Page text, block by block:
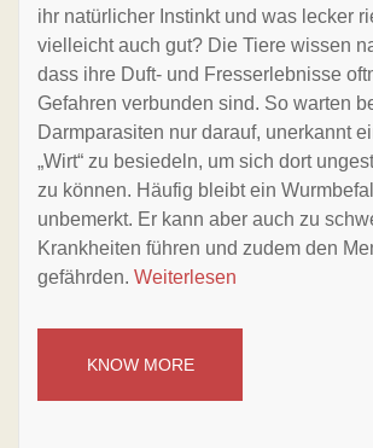
ihr natürlicher Instinkt und was lecker
vielleicht auch gut? Die Tiere wissen
dass ihre Duft- und Fresserlebnisse
Gefahren verbunden sind. So warten
Darmparasiten nur darauf, unerkannt
„Wirt“ zu besiedeln, um sich dort
zu können. Häufig bleibt ein
unbemerkt. Er kann aber auch zu
Krankheiten führen und zudem den
gefährden. Weiterlesen
KNOW MORE